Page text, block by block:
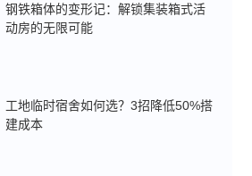
钢铁箱体的变形记：解锁集装箱式活
动房的无限可能
工地临时宿舍如何选？3招降低50%搭
建成本